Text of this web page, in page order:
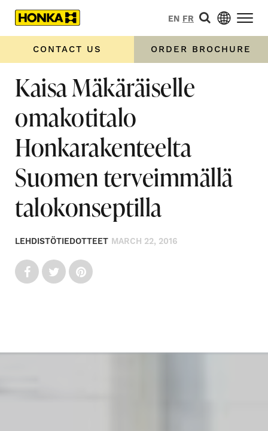
EN FR
CONTACT US ORDER BROCHURE
Kaisa Mäkäräiselle
omakotitalo
Honkarakenteelta
Suomen terveimmällä
talokonseptilla
LEHDISTÖTIEDOTTEET MARCH 22, 2016